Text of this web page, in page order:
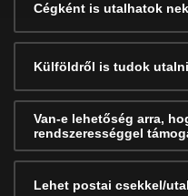
Cégként is utalhatok
Külföldről is tudok
Van-e lehetőség arra,
rendszerességgel
Lehet postai csekkel/